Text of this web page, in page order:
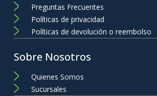
Preguntas Frecuentes
Políticas de privacidad
Políticas de devolución o reembolso
Sobre Nosotros
Quienes Somos
Sucursales